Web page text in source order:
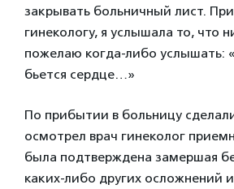
закрывать больничный лист.
гинекологу, я услышала то, что
пожелаю когда-либо услышать:
бьется сердце…»
По прибытии в больницу
осмотрел врач гинеколог
была подтверждена замершая
каких-либо других осложнений